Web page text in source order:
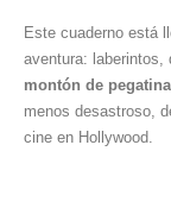
Este cuaderno está
aventura: laberintos,
montón de
menos desastroso,
cine en Hollywood.